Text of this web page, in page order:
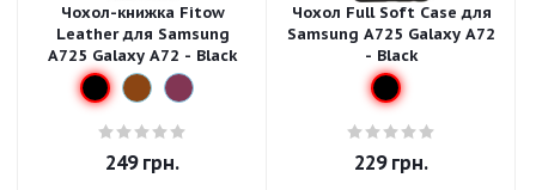
Чохол-книжка Fitow
Leather для Samsung
A725 Galaxy A72 - Black
249грн.
Чохол Full Soft Case для
Samsung A725 Galaxy A72
- Black
229грн.